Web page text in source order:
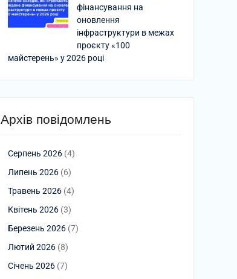
фінансування на
оновлення
інфраструктури в межах
проєкту «100
майстерень» у 2026 році
Архів повідомлень
Серпень 2026 (4)
Липень 2026 (6)
Травень 2026 (4)
Квітень 2026 (3)
Березень 2026 (7)
Лютий 2026 (8)
Січень 2026 (7)